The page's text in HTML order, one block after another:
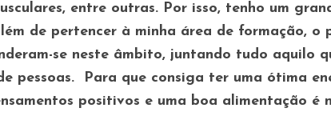
entre outras. Por isso, tenho um
de pertencer à minha área de formação,
se neste âmbito, juntando tudo aquilo
pessoas. Para que consiga ter uma ótima
positivos e uma boa alimentação é